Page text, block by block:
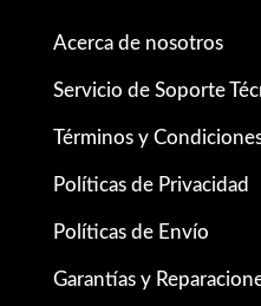
Acerca de nosotros
Servicio de Soporte
Términos y
Políticas de Privacidad
Políticas de Envío
Garantías y